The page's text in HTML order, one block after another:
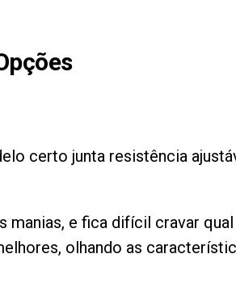
certo junta resistência
e fica difícil cravar
olhando as